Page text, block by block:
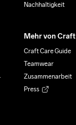
Nachhaltigkeit
Mehr von Craft
Craft Care Guide
Teamwear
Zusammenarbeit
Press